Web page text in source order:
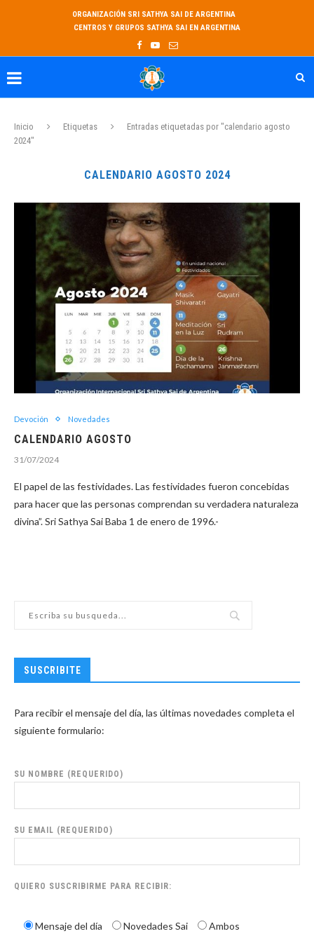
ORGANIZACIÓN SRI SATHYA SAI DE ARGENTINA
CENTROS Y GRUPOS SATHYA SAI EN ARGENTINA
Inicio Etiquetas
Entradas etiquetadas por "calendario agosto
2024"
CALENDARIO AGOSTO 2024
Devoción Novedades
CALENDARIO AGOSTO
31/07/2024
El papel de las festividades. Las festividades fueron concebidas
para hacer que las personas comprendan su verdadera naturaleza
divina”. Sri Sathya Sai Baba 1 de enero de 1996.-
SUSCRIBITE
Para recibir el mensaje del día, las últimas novedades completa el
siguiente formulario:
SU NOMBRE (REQUERIDO)
SU EMAIL (REQUERIDO)
QUIERO SUSCRIBIRME PARA RECIBIR:
Mensaje del día Novedades Sai Ambos